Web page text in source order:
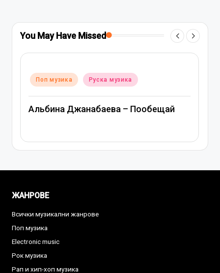
You May Have Missed
in
Поп музика Руска музика
Митя Фомин и Альбина Джанабаева –
Спасибо, сердце
ЖАНРОВЕ
Всички музикални жанрове
Поп музика
Electronic music
Рок музика
Рап и хип-хоп музика